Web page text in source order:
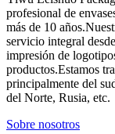
profesional de
más de 10
servicio integral
impresión de
productos.Estamos
principalmente del
del Norte, Rusia, etc.
Sobre nosotros